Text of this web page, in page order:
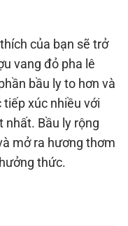
của bạn sẽ trở
vang đỏ pha lê
bầu ly to hơn và
xúc nhiều với
nhất. Bầu ly rộng
mở ra hương thơm
thức.
ARDEA 540ML số lượng